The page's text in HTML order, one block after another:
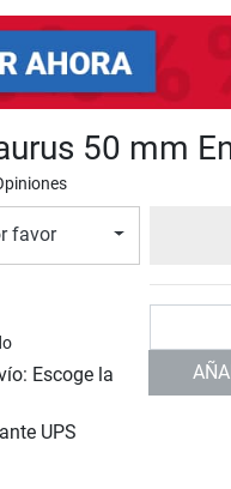
50 mm
favor
Escoge la
UPS